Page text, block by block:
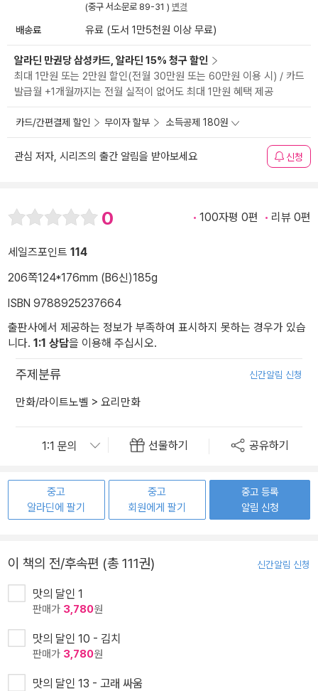
(중구 서소문로 89-31 ) 변경
배송료 유료 (도서 1만5천원 이상 무료)
알라딘 만권당 삼성카드, 알라딘 15% 청구 할인
최대 1만원 또는 2만원 할인(전월 30만원 또는 60만원 이용 시) / 카드
발급월 +1개월까지는 전월 실적이 없어도 최대 1만원 혜택 제공
카드/간편결제 할인 무이자 할부 소득공제 180원
관심 저자, 시리즈의 출간 알림을 받아보세요 신청
0 100자평 0편 리뷰 0편
세일즈포인트 114
206쪽124*176mm (B6신)185g
ISBN 9788925237664
출판사에서 제공하는 정보가 부족하여 표시하지 못하는 경우가 있습
니다. 1:1 상담을 이용해 주십시오.
주제분류 신간알림 신청
만화/라이트노벨 > 요리만화
선물하기 공유하기
중고
알라딘에 팔기
중고
회원에게 팔기
중고 등록
알림 신청
이 책의 전/후속편 (총 111권) 신간알림 신청
맛의 달인 1
판매가 3,780원
맛의 달인 10 - 김치
판매가 3,780원
맛의 달인 13 - 고래 싸움